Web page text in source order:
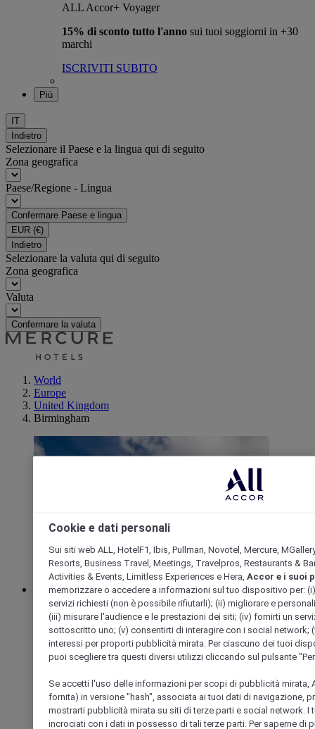
ALL Accor+ Voyager
15% di sconto tutto l'anno sui tuoi soggiorni in +30
marchi
ISCRIVITI SUBITO
Più
IT
Indietro
Selezionare il Paese e la lingua qui di seguito
Zona geografica
Paese/Regione - Lingua
Confermare Paese e lingua
EUR (€)
Indietro
Selezionare la valuta qui di seguito
Zona geografica
Valuta
Confermare la valuta
World
Europe
United Kingdom
Birmingham
WEST BROMWICH, Regno Unito
Mercure Birmingham West Hotel
Il Mercure Birmingham West è in posizione ideale nel cuore
Siamo a meno di 8 chilometri dal centro cittadino di
Birmingham e a pochi passi dal West Bromwich Albion
Football Club. Siamo situati appena fuori dalla M5, quindi
non avrete problemi a spostarvi se desiderate esplorare i
Cookie e dati personali
Sui siti web ALL, HotelF1, Ibis, Pullman, Novotel, Mercure,
Resorts, Business Travel, Meetings, Travelpros, Restaurants &
Activities & Events, Limitless Experiences e Hera, Accor e i suoi
memorizzare o accedere a informazioni sul tuo dispositivo per:
servizi richiesti (non è possibile rifiutarli); (ii) migliorare e
(iii) misurare l'audience e le prestazioni dei siti; (iv) fornirti un
sottoscritto uno; (v) consentirti di interagire con i social network;
interessi per proporti pubblicità mirata. Per ciascuno dei tuoi
puoi scegliere tra questi diversi utilizzi cliccando sul pulsante
Se accetti l'uso delle informazioni per scopi di pubblicità mirata,
fornita) in versione "hash", associata ai tuoi dati di navigazione,
mostrarti pubblicità mirata su siti di terze parti e social network. I
incrociati con i dati in possesso di tali terze parti. Per saperne di